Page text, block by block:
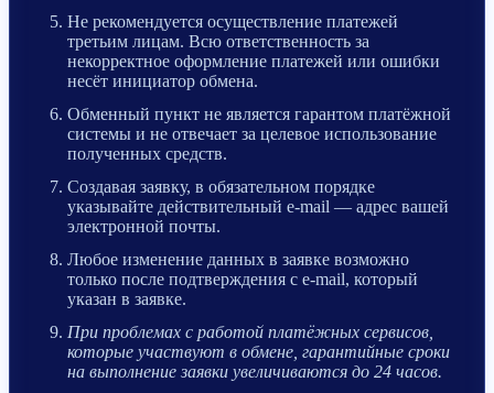
Не рекомендуется осуществление платежей
третьим лицам. Всю ответственность за
некорректное оформление платежей или ошибки
несёт инициатор обмена.
Обменный пункт не является гарантом платёжной
системы и не отвечает за целевое использование
полученных средств.
Создавая заявку, в обязательном порядке
указывайте действительный e-mail — адрес вашей
электронной почты.
Любое изменение данных в заявке возможно
только после подтверждения с e-mail, который
указан в заявке.
При проблемах с работой платёжных сервисов,
которые участвуют в обмене, гарантийные сроки
на выполнение заявки увеличиваются до 24 часов.